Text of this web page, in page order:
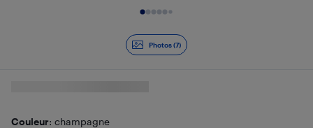
Photos (7)
Couleur: champagne